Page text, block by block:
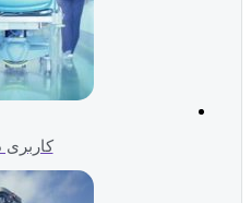
کاربری